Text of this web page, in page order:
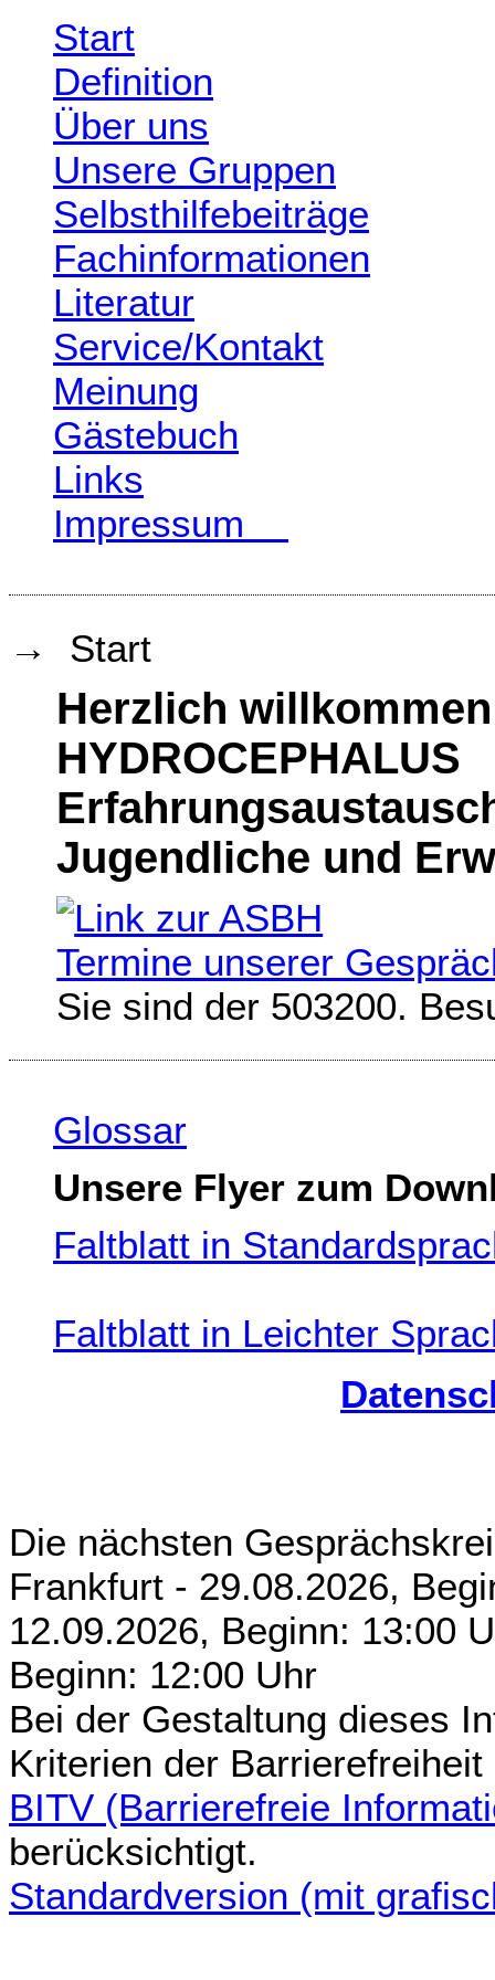
Start
Definition
Über uns
Unsere Gruppen
Selbsthilfebeiträge
Fachinformationen
Literatur
Service/Kontakt
Meinung
Gästebuch
Links
Impressum
→ Start
Herzlich willkommen
HYDROCEPHALUS
Jugendliche und
Termine unserer
Sie sind der 503200.
Glossar
Unsere Flyer zum
Faltblatt in
Faltblatt in Leichter
Die nächsten
Frankfurt - 29.08.2026,
12.09.2026, Beginn: 13:00
Beginn: 12:00 Uhr
Bei der Gestaltung dieses
Kriterien der
BITV (Barrierefreie
berücksichtigt.
Standardversion (mit